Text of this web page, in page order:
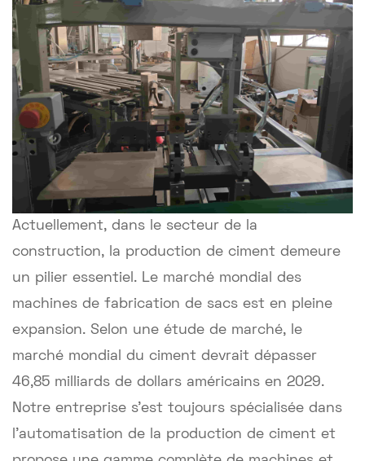
Actuellement, dans le secteur de la
construction, la production de ciment demeure
un pilier essentiel. Le marché mondial des
machines de fabrication de sacs est en pleine
expansion. Selon une étude de marché, le
marché mondial du ciment devrait dépasser
46,85 milliards de dollars américains en 2029.
Notre entreprise s'est toujours spécialisée dans
l'automatisation de la production de ciment et